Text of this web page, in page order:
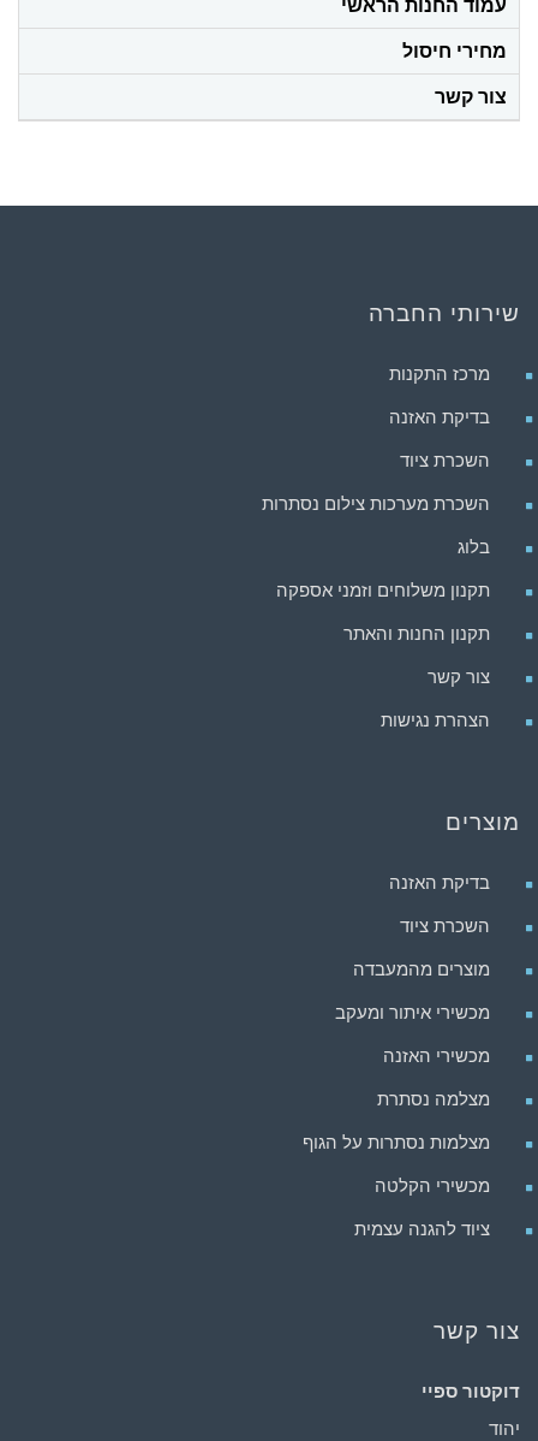
עמוד החנות הראשי
מחירי חיסול
צור קשר
שירותי החברה
מרכז התקנות
בדיקת האזנה
השכרת ציוד
השכרת מערכות צילום נסתרות
בלוג
תקנון משלוחים וזמני אספקה
תקנון החנות והאתר
צור קשר
הצהרת נגישות
מוצרים
בדיקת האזנה
השכרת ציוד
מוצרים מהמעבדה
מכשירי איתור ומעקב
מכשירי האזנה
מצלמה נסתרת
מצלמות נסתרות על הגוף
מכשירי הקלטה
ציוד להגנה עצמית
צור קשר
דוקטור ספיי
יהוד